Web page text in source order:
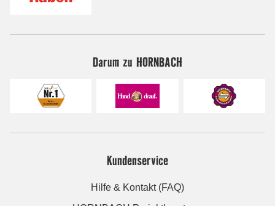
Darum zu HORNBACH
Kundenservice
Hilfe & Kontakt (FAQ)